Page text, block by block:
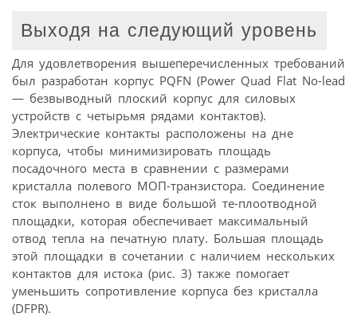
Выходя на следующий уровень
Для удовлетворения вышеперечисленных требований
был разработан корпус PQFN (Power Quad Flat No-lead
— безвыводный плоский корпус для силовых
устройств с четырьмя рядами контактов).
Электрические контакты расположены на дне
корпуса, чтобы минимизировать площадь
посадочного места в сравнении с размерами
кристалла полевого МОП-транзистора. Соединение
сток выполнено в виде большой те-плоотводной
площадки, которая обеспечивает максимальный
отвод тепла на печатную плату. Большая площадь
этой площадки в сочетании с наличием нескольких
контактов для истока (рис. 3) также помогает
уменьшить сопротивление корпуса без кристалла
(DFPR).